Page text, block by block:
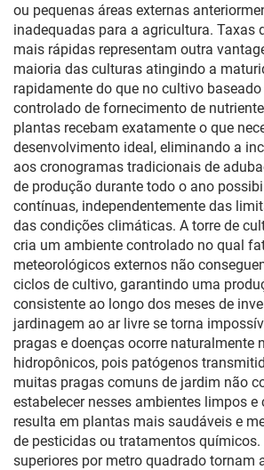
ou pequenas áreas externas
inadequadas para a agricultura. Taxas
mais rápidas representam outra
maioria das culturas atingindo a
rapidamente do que no cultivo
controlado de fornecimento de
plantas recebam exatamente o que
desenvolvimento ideal, eliminando a
aos cronogramas tradicionais de
de produção durante todo o ano
contínuas, independentemente das
das condições climáticas. A torre de
cria um ambiente controlado no qual
meteorológicos externos não
ciclos de cultivo, garantindo uma
consistente ao longo dos meses de
jardinagem ao ar livre se torna
pragas e doenças ocorre naturalmente
hidropônicos, pois patógenos
muitas pragas comuns de jardim não
estabelecer nesses ambientes limpos
resulta em plantas mais saudáveis e
de pesticidas ou tratamentos químicos.
superiores por metro quadrado tornam